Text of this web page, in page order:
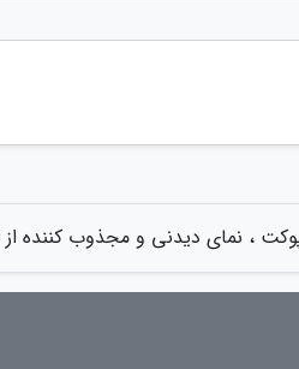
پوکت ، نمای دیدنی و مجذوب کننده